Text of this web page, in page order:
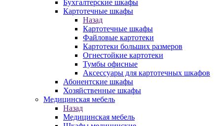
Бухгалтерские шкафы
Картотечные шкафы
Назад
Картотечные шкафы
Файловые картотеки
Картотеки больших размеров
Огнестойкие картотеки
Тумбы офисные
Аксессуары для картотечных шкафов
Абонентские шкафы
Хозяйственные шкафы
Медицинская мебель
Назад
Медицинская мебель